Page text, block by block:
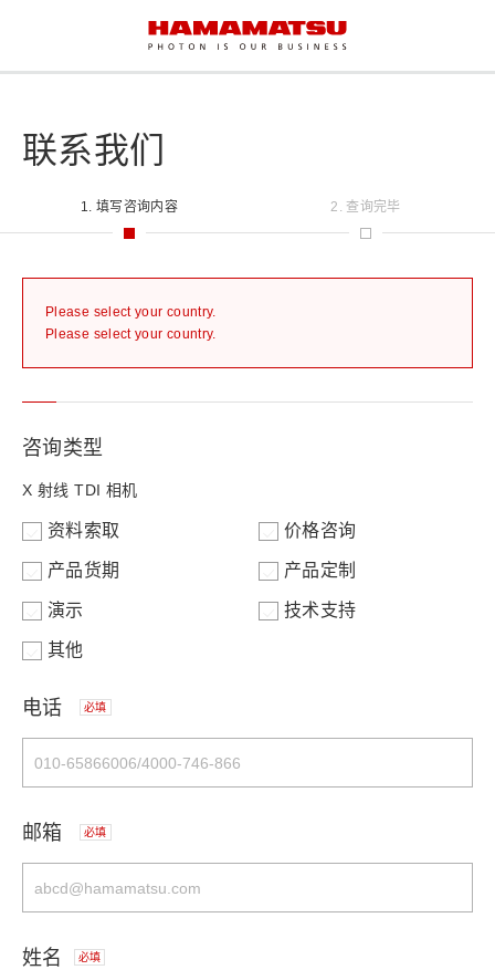
联系我们
1. 填写咨询内容 2. 查询完毕
Please select your country.
Please select your country.
咨询类型
X 射线 TDI 相机
资料索取 价格咨询
产品货期 产品定制
演示 技术支持
其他
电话 必填
邮箱 必填
姓名 必填